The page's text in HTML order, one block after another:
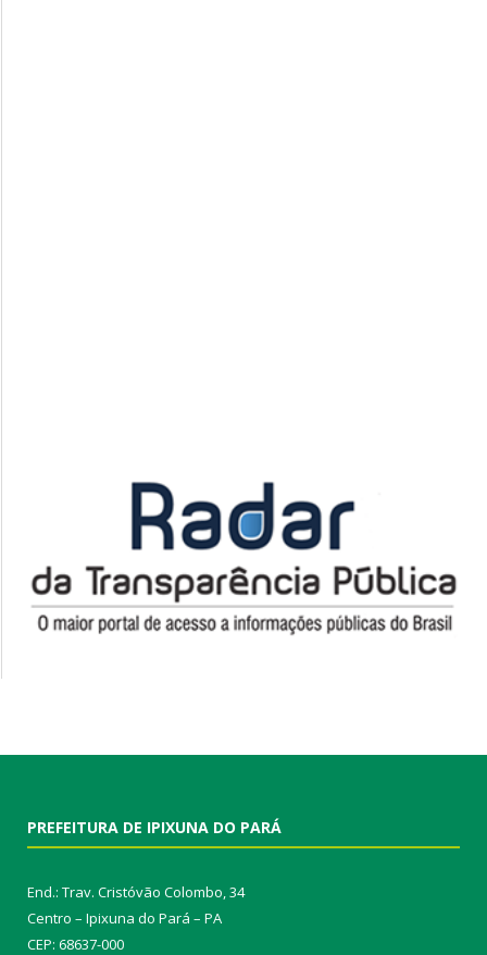
PREFEITURA DE IPIXUNA DO PARÁ
End.: Trav. Cristóvão Colombo, 34
Centro – Ipixuna do Pará – PA
CEP: 68637-000